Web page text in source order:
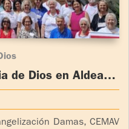
de Dios en Aldeas
Damas, CEMAV